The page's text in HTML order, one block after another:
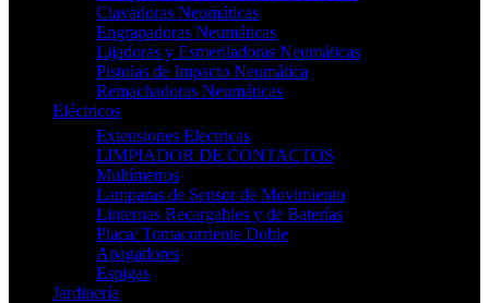
Clavadoras Neumáticas
Engrapadoras Neumáticas
Lijadoras y Esmeriladoras Neumáticas
Pistolas de Impacto Neumática
Remachadoras Neumáticas
Eléctricos
Extensiones Electricas
LIMPIADOR DE CONTACTOS
Multímetros
Lamparas de Sensor de Movimiento
Linternas Recargables y de Baterías
Placa/ Tomacorriente Doble
Apagadores
Espigas
Jardinería